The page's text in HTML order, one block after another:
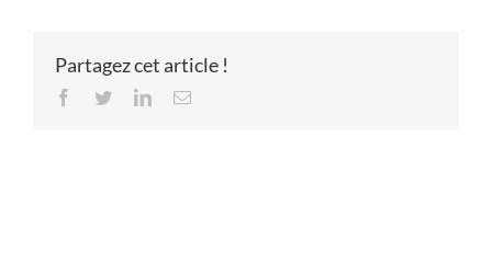
Partagez cet article !
Facebook
TwitterLinkedInEmail